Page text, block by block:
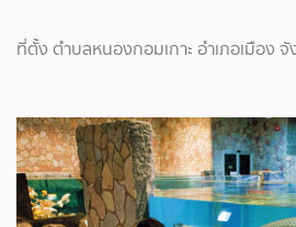
ที่ตั้ง ตำบลหนองกอมเกาะ อำเภอเมือง